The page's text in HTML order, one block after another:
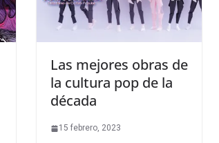
Las mejores obras de
la cultura pop de la
década
15 febrero, 2023